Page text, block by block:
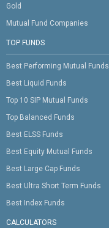
Gold
Mutual Fund Companies
TOP FUNDS
Best Performing Mutual Funds
Best Liquid Funds
Top 10 SIP Mutual Funds
Top Balanced Funds
Best ELSS Funds
Best Equity Mutual Funds
Best Large Cap Funds
Best Ultra Short Term Funds
Best Index Funds
CALCULATORS